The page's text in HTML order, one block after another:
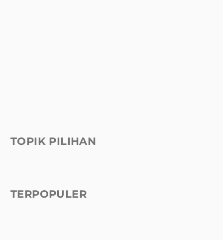
TOPIK PILIHAN
TERPOPULER